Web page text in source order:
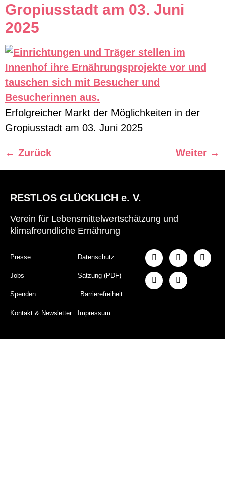
Gropiusstadt am 03. Juni
2025
Erfolgreicher Markt der Möglichkeiten in der
Gropiusstadt am 03. Juni 2025
← Zurück Weiter →
RESTLOS GLÜCKLICH e. V.
Verein für Lebensmittelwertschätzung und
klimafreundliche Ernährung
Presse
Jobs
Spenden
Kontakt & Newsletter
Datenschutz
Satzung (PDF)
Barrierefreiheit
Impressum